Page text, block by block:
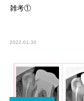
雑考①
2022.01.30